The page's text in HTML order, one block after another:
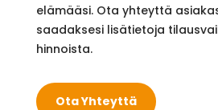
elämääsi. Ota yhteyttä
saadaksesi lisätietoja
hinnoista.
Ota Yhteyttä